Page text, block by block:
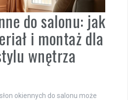
do salonu: jak
i montaż dla
wnętrza
okiennych do salonu może